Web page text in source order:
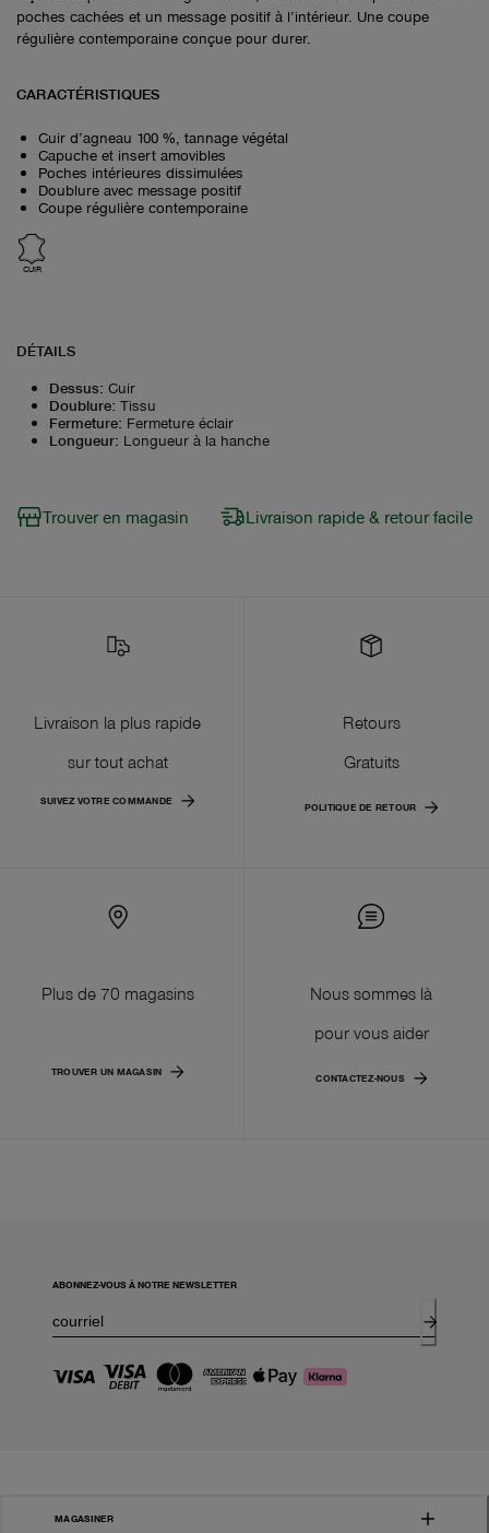
poches cachées et un message positif à l’intérieur. Une coupe
régulière contemporaine conçue pour durer.
CARACTÉRISTIQUES
Cuir d’agneau 100 %, tannage végétal
Capuche et insert amovibles
Poches intérieures dissimulées
Doublure avec message positif
Coupe régulière contemporaine
CUIR
DÉTAILS
Dessus: Cuir
Doublure: Tissu
Fermeture: Fermeture éclair
Longueur: Longueur à la hanche
Trouver en magasin Livraison rapide & retour facile
Livraison la plus rapide
sur tout achat
SUIVEZ VOTRE COMMANDE
Retours
Gratuits
POLITIQUE DE RETOUR
Plus de 70 magasins
TROUVER UN MAGASIN
Nous sommes là
pour vous aider
CONTACTEZ-NOUS
ABONNEZ-VOUS À NOTRE NEWSLETTER
MAGASINER